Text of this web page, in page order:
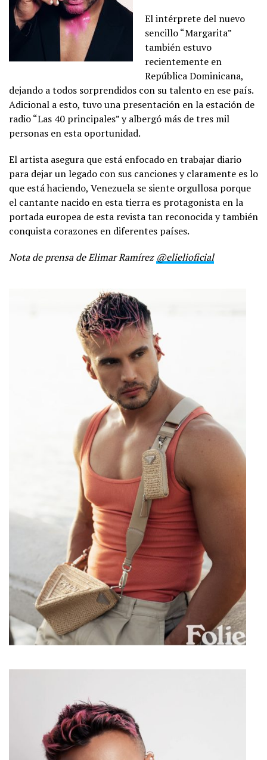
El intérprete del nuevo
sencillo “Margarita”
también estuvo
recientemente en
República Dominicana,
dejando a todos sorprendidos con su talento en ese país.
Adicional a esto, tuvo una presentación en la estación de
radio “Las 40 principales” y albergó más de tres mil
personas en esta oportunidad.
El artista asegura que está enfocado en trabajar diario
para dejar un legado con sus canciones y claramente es lo
que está haciendo, Venezuela se siente orgullosa porque
el cantante nacido en esta tierra es protagonista en la
portada europea de esta revista tan reconocida y también
conquista corazones en diferentes países.
Nota de prensa de Elimar Ramírez @elielioficial